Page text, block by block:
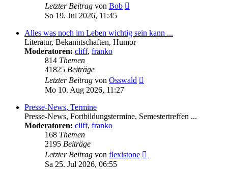
Letzter Beitrag von Bob
So 19. Jul 2026, 11:45
Alles was noch im Leben wichtig sein kann ...
Literatur, Bekanntschaften, Humor
Moderatoren: cliff, franko
814 Themen
41825 Beiträge
Letzter Beitrag von Osswald
Mo 10. Aug 2026, 11:27
Presse-News, Termine
Presse-News, Fortbildungstermine, Semestertreffen ...
Moderatoren: cliff, franko
168 Themen
2195 Beiträge
Letzter Beitrag von flexistone
Sa 25. Jul 2026, 06:55